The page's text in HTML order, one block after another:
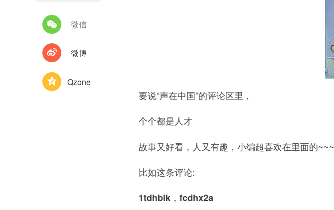
微信
微博
Qzone
要说“声在中国”的评论区里，
个个都是人才
故事又好看，人又有趣，小编超喜欢在里面的~~~
比如这条评论:
1tdhblk，fcdhx2a